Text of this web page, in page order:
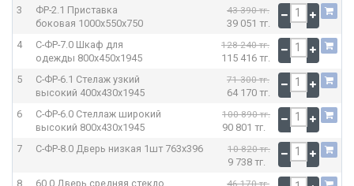
3
ФР-2.1 Приставка
боковая 1000x550x750
43 390 тг.
39 051 тг.
4
С-ФР-7.0 Шкаф для
одежды 800x450x1945
128 240 тг.
115 416 тг.
5
С-ФР-6.1 Стелаж узкий
высокий 400x430x1945
71 300 тг.
64 170 тг.
6
С-ФР-6.0 Стеллаж широкий
высокий 800x430x1945
100 890 тг.
90 801 тг.
7
С-ФР-8.0 Дверь низкая 1шт 763x396 10 820 тг.
9 738 тг.
8
60.0 Дверь средняя стекло
46 170 тг.